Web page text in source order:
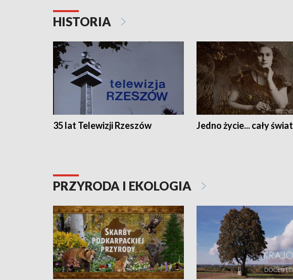
HISTORIA
35 lat Telewizji Rzeszów Jedno życie... cały świat
PRZYRODA I EKOLOGIA